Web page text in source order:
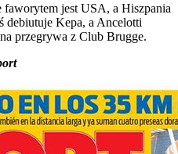
jest USA, a Hiszpania
debiutuje Kepa, a Ancelotti
przegrywa z Club Brugge.